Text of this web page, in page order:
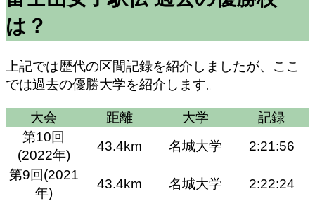
は？
上記では歴代の区間記録を紹介しましたが、ここ
では過去の優勝大学を紹介します。
大会 距離 大学
記録
第10回
(2022年)
43.4km 名城大学
2:21:56
第9回(2021
年)
43.4km 名城大学
2:22:24